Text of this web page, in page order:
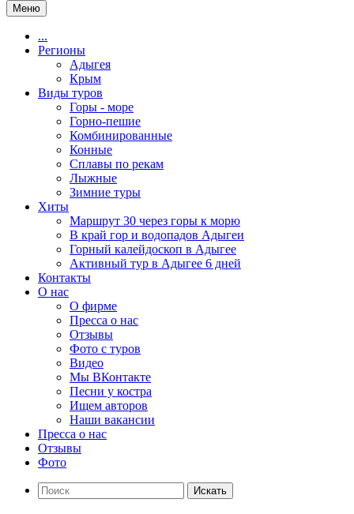
Меню
...
Регионы
Адыгея
Крым
Виды туров
Горы - море
Горно-пешие
Комбинированные
Конные
Сплавы по рекам
Лыжные
Зимние туры
Хиты
Маршрут 30 через горы к морю
В край гор и водопадов Адыгеи
Горный калейдоскоп в Адыгее
Активный тур в Адыгее 6 дней
Контакты
О нас
О фирме
Пресса о нас
Отзывы
Фото с туров
Видео
Мы ВКонтакте
Песни у костра
Ищем авторов
Наши вакансии
Пресса о нас
Отзывы
Фото
Искать